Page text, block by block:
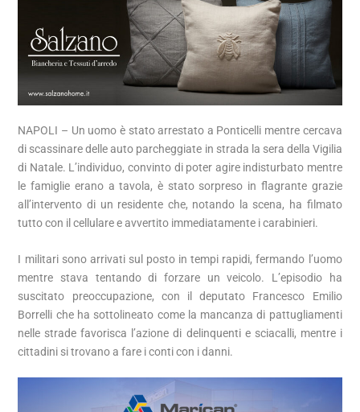
NAPOLI – Un uomo è stato arrestato a Ponticelli mentre cercava
di scassinare delle auto parcheggiate in strada la sera della Vigilia
di Natale. L’individuo, convinto di poter agire indisturbato mentre
le famiglie erano a tavola, è stato sorpreso in flagrante grazie
all’intervento di un residente che, notando la scena, ha filmato
tutto con il cellulare e avvertito immediatamente i carabinieri.
I militari sono arrivati sul posto in tempi rapidi, fermando l’uomo
mentre stava tentando di forzare un veicolo. L’episodio ha
suscitato preoccupazione, con il deputato Francesco Emilio
Borrelli che ha sottolineato come la mancanza di pattugliamenti
nelle strade favorisca l’azione di delinquenti e sciacalli, mentre i
cittadini si trovano a fare i conti con i danni.